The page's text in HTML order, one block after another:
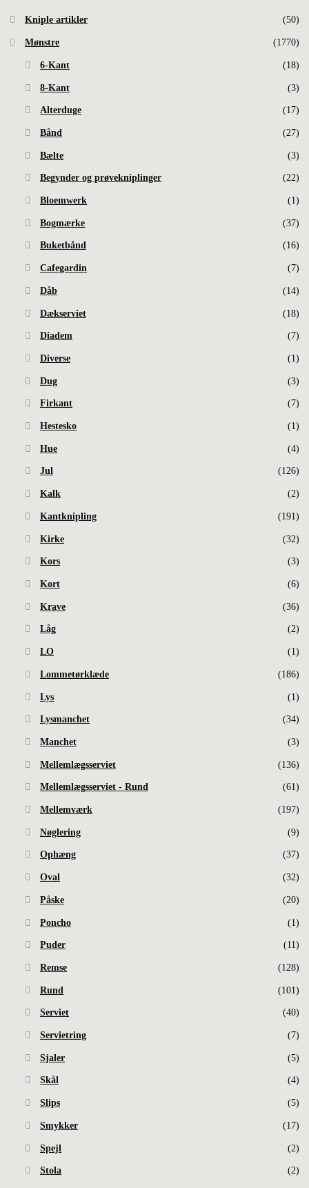
Kniple artikler (50)
Mønstre (1770)
6-Kant (18)
8-Kant (3)
Alterduge (17)
Bånd (27)
Bælte (3)
Begynder og prøvekniplinger (22)
Bloemwerk (1)
Bogmærke (37)
Buketbånd (16)
Cafegardin (7)
Dåb (14)
Dækserviet (18)
Diadem (7)
Diverse (1)
Dug (3)
Firkant (7)
Hestesko (1)
Hue (4)
Jul (126)
Kalk (2)
Kantknipling (191)
Kirke (32)
Kors (3)
Kort (6)
Krave (36)
Låg (2)
LO (1)
Lommetørklæde (186)
Lys (1)
Lysmanchet (34)
Manchet (3)
Mellemlægsserviet (136)
Mellemlægsserviet - Rund (61)
Mellemværk (197)
Nøglering (9)
Ophæng (37)
Oval (32)
Påske (20)
Poncho (1)
Puder (11)
Remse (128)
Rund (101)
Serviet (40)
Servietring (7)
Sjaler (5)
Skål (4)
Slips (5)
Smykker (17)
Spejl (2)
Stola (2)